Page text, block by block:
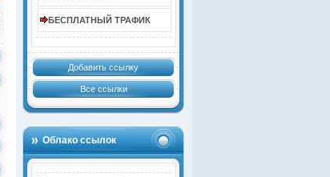
БЕСПЛАТНЫЙ ТРАФИК
Добавить ссылку
Все ссылки
Облако ссылок